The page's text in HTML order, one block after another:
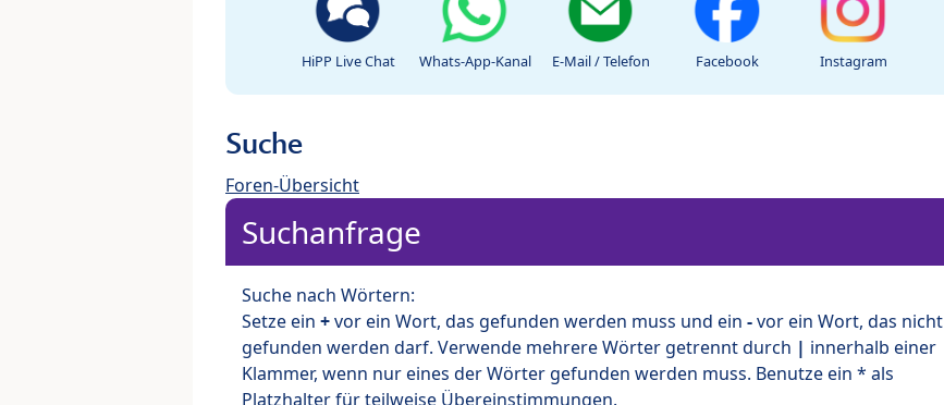
HiPP Live Chat Whats-App-Kanal E-Mail / Telefon Facebook Instagram
Suche
Foren-Übersicht
Suchanfrage
Suche nach Wörtern:
Setze ein +vor ein Wort, das gefunden werden muss und ein -vor ein Wort, das nicht
gefunden werden darf. Verwende mehrere Wörter getrennt durch | innerhalb einer
Klammer, wenn nur eines der Wörter gefunden werden muss. Benutze ein * als
Platzhalter für teilweise Übereinstimmungen.